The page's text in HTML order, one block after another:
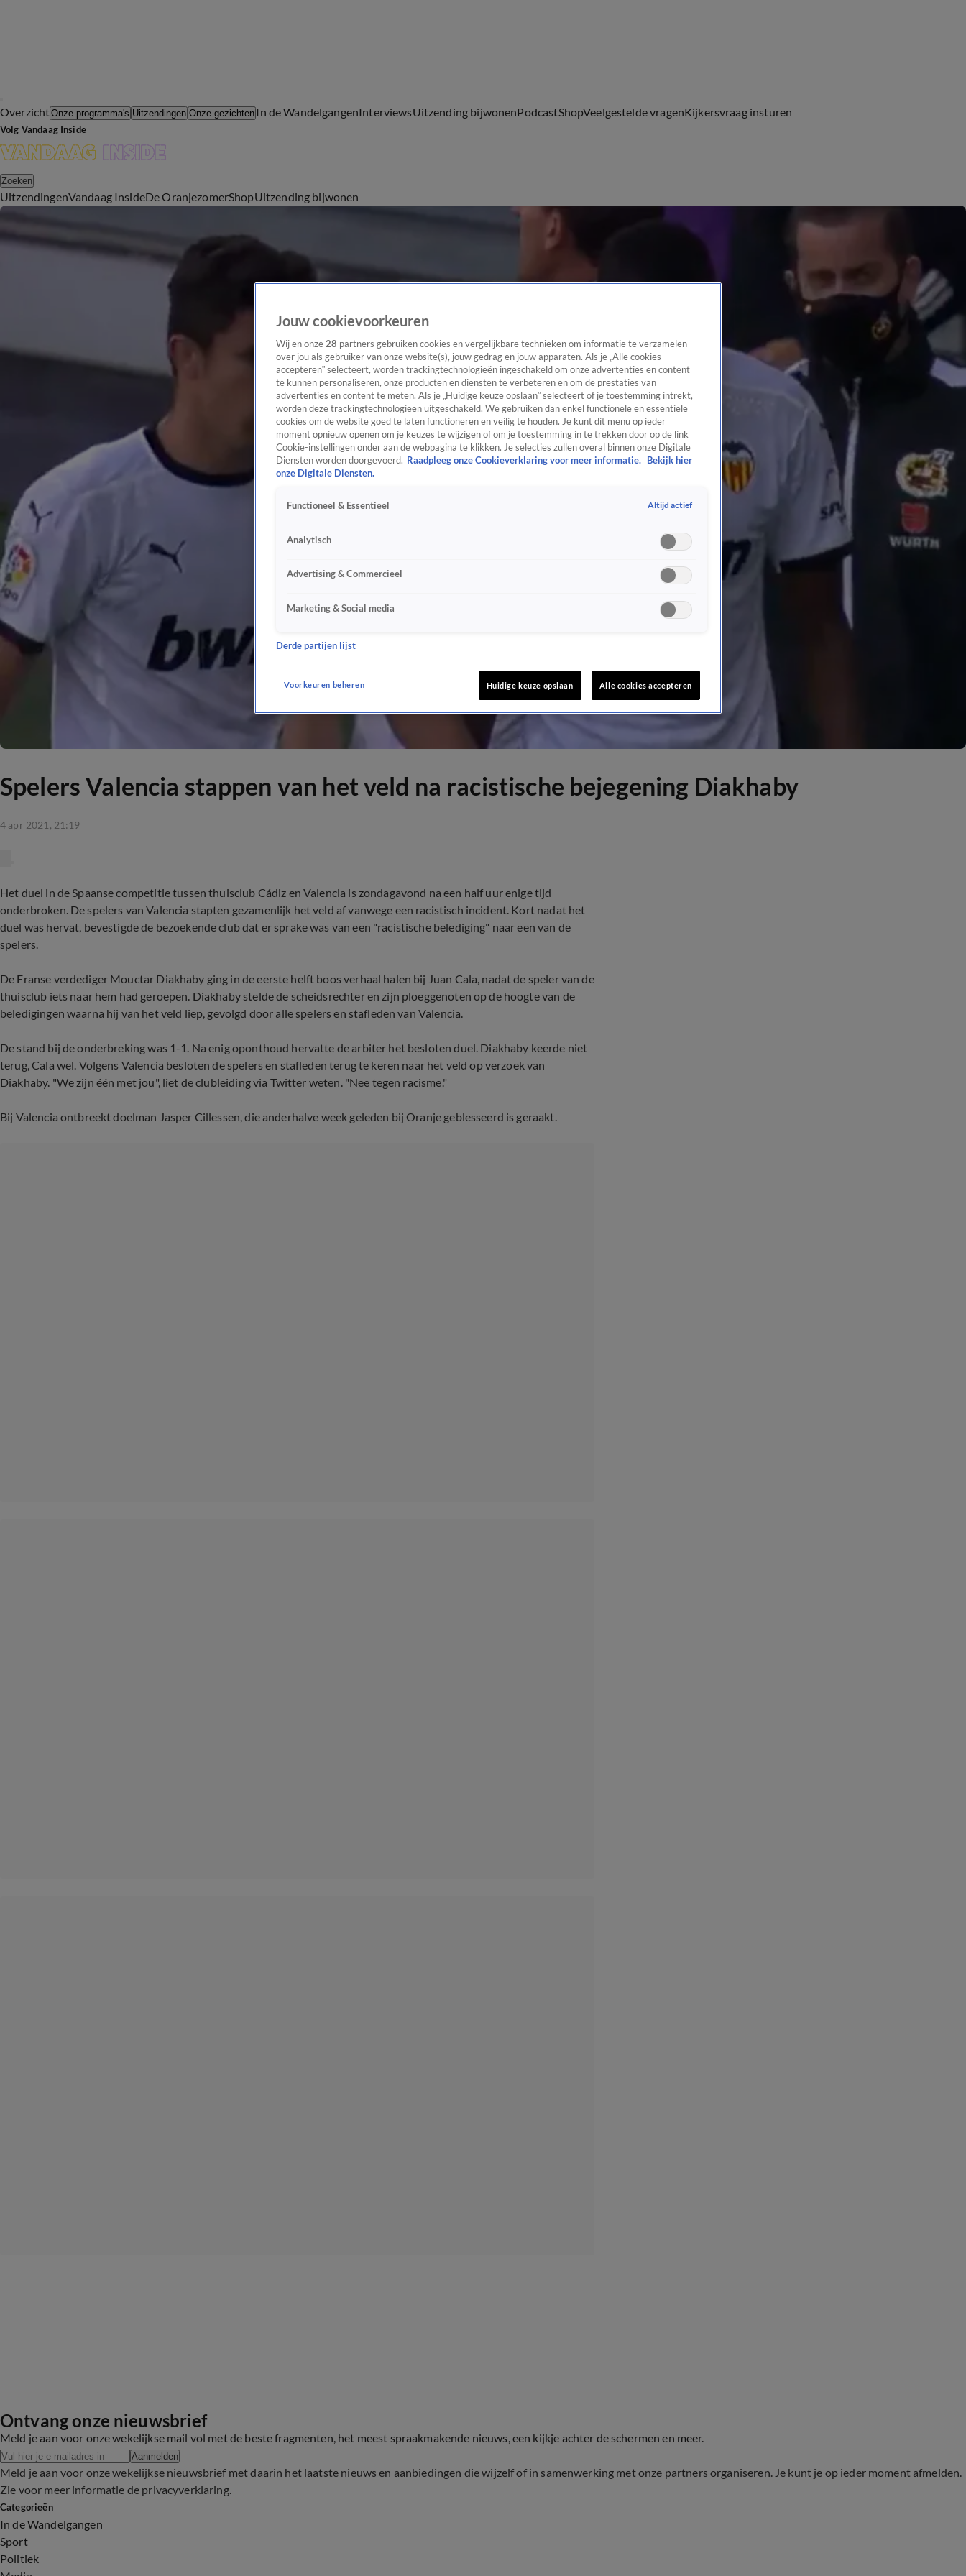
OverzichtOnze programma's Uitzendingen Onze gezichten In de WandelgangenInterviewsUitzending bijwonenPodcastShopVeelgestelde vragenKijkersvraag insturen
Volg Vandaag Inside
Zoeken
UitzendingenVandaag InsideDe OranjezomerShopUitzending bijwonen
Spelers Valencia stappen van het veld na racistische bejegening Diakhaby
4 apr 2021, 21:19
Het duel in de Spaanse competitie tussen thuisclub Cádiz en Valencia is zondagavond na een half uur enige tijd
onderbroken. De spelers van Valencia stapten gezamenlijk het veld af vanwege een racistisch incident. Kort nadat het
duel was hervat, bevestigde de bezoekende club dat er sprake was van een "racistische belediging" naar een van de
spelers.
De Franse verdediger Mouctar Diakhaby ging in de eerste helft boos verhaal halen bij Juan Cala, nadat de speler van de
thuisclub iets naar hem had geroepen. Diakhaby stelde de scheidsrechter en zijn ploeggenoten op de hoogte van de
beledigingen waarna hij van het veld liep, gevolgd door alle spelers en stafleden van Valencia.
De stand bij de onderbreking was 1-1. Na enig oponthoud hervatte de arbiter het besloten duel. Diakhaby keerde niet
terug, Cala wel. Volgens Valencia besloten de spelers en stafleden terug te keren naar het veld op verzoek van
Diakhaby. "We zijn één met jou", liet de clubleiding via Twitter weten. "Nee tegen racisme."
Bij Valencia ontbreekt doelman Jasper Cillessen, die anderhalve week geleden bij Oranje geblesseerd is geraakt.
Ontvang onze nieuwsbrief
Meld je aan voor onze wekelijkse mail vol met de beste fragmenten, het meest spraakmakende nieuws, een kijkje achter de schermen en meer.
Aanmelden
Meld je aan voor onze wekelijkse nieuwsbrief met daarin het laatste nieuws en aanbiedingen die wijzelf of in samenwerking met onze partners organiseren. Je kunt je op ieder moment afmelden.
Zie voor meer informatie de privacyverklaring.
Categorieën
In de Wandelgangen
Sport
Politiek
Jouw cookievoorkeuren
Wij en onze 28 partners gebruiken cookies en vergelijkbare technieken om informatie te verzamelen
over jou als gebruiker van onze website(s), jouw gedrag en jouw apparaten. Als je „Alle cookies
accepteren” selecteert, worden trackingtechnologieën ingeschakeld om onze advertenties en content
te kunnen personaliseren, onze producten en diensten te verbeteren en om de prestaties van
advertenties en content te meten. Als je „Huidige keuze opslaan” selecteert of je toestemming intrekt,
worden deze trackingtechnologieën uitgeschakeld. We gebruiken dan enkel functionele en essentiële
cookies om de website goed te laten functioneren en veilig te houden. Je kunt dit menu op ieder
moment opnieuw openen om je keuzes te wijzigen of om je toestemming in te trekken door op de link
Cookie-instellingen onder aan de webpagina te klikken. Je selecties zullen overal binnen onze Digitale
Diensten worden doorgevoerd. Raadpleeg onze Cookieverklaring voor meer informatie.
Bekijk hier
onze Digitale Diensten.
Functioneel & Essentieel Altijd actief
Analytisch
Advertising & Commercieel
Marketing & Social media
Derde partijen lijst
Voorkeuren beheren Huidige keuze opslaan Alle cookies accepteren